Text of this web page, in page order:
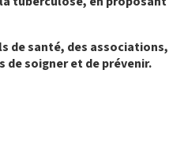
de santé, des
soigner et de prévenir.